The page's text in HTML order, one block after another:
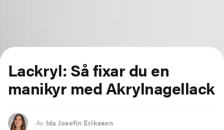
Lackryl: Så fixar du en
manikyr med Akrylnagellack
Av Ida Josefin Eriksson